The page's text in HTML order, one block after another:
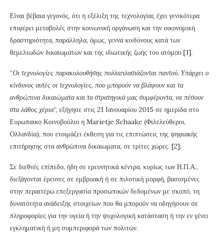
Είναι βέβαια γεγονός, ότι η εξέλιξη της τεχνολογίας έχει γενικότερα
επιφέρει μεταβολές στην κοινωνική οργάνωση και την οικονομική
δραστηριότητα, παράλληλα, όμως, γεννά κινδύνους κατά των
θεμελιωδών δικαιωμάτων και της ιδιωτικής ζωής του ατόμου [1].
“Οι τεχνολογίες παρακολουθήσης πολλαπλασιάζονται παντού. Υπάρχει ο
κίνδυνος αυτές οι τεχνολογίες, που μπορούν να βλάψουν και τα
ανθρώπινα δικαιώματα και τα στρατηγικά μας συμφέροντα, να πέσουν
στα λάθος χέρια“, εξήγησε στις 21 Ιανουαρίου 2015 σε ημερίδα στο
Ευρωπαικο Κοινοβούλιο η Μarietje Schaake (Φιλελεύθεροι,
Ολλανδία), που ετοιμάζει έκθεση για τις επιπτώσεις της ψηφιακής
επιτήρησης στα ανθρώπινα δικαιωματα, σε τρίτες χώρες. [2].
Σε διεθνές επίπεδο, ήδη σε ερευνητικά κέντρα, κυρίως των Η.Π.Α.,
διεξάγονται έρευνες σε εμβρυακή ή σε πιλοτική μορφή, βασισμένες
στην περαιτέρω επεξεργασία προσωπικών δεδομένων με σκοπό, τη
δυνατότητα ανάδειξης στοιχείων που θα μπορούν να οδηγήσουν σε
πληροφορίες για την υγεία ή την ψυχολογική κατάσταση ή την εν γένει
εγκληματική ή μη συμπεριφορά των πολιτών.